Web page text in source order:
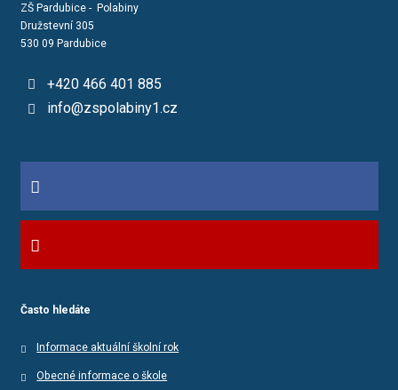
ZŠ Pardubice - Polabiny
Družstevní 305
530 09 Pardubice
+420 466 401 885
info@zspolabiny1.cz
Často hledáte
Informace aktuální školní rok
Obecné informace o škole